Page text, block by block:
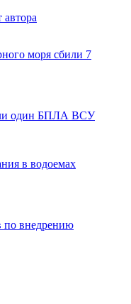
моря сбили 7
один БПЛА ВСУ
в водоемах
по внедрению